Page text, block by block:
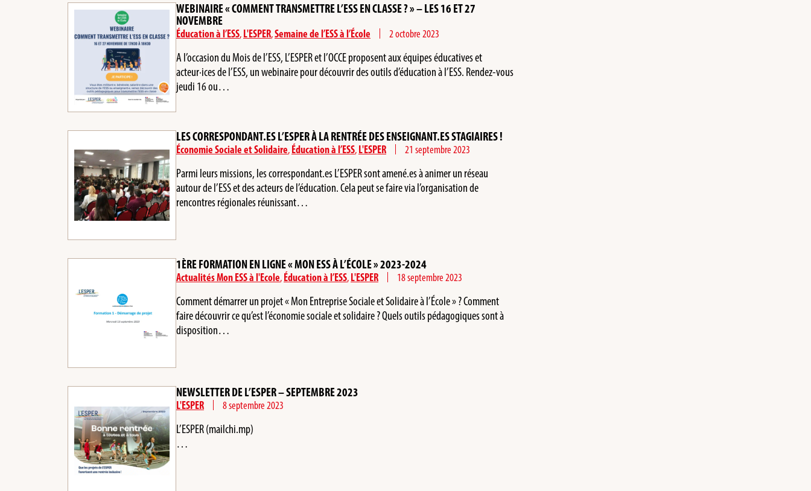
WEBINAIRE « COMMENT TRANSMETTRE L’ESS EN CLASSE ? » – LES 16 ET 27
NOVEMBRE
Éducation à l’ESS,L'ESPER,Semaine de l’ESS à l’École 2 octobre 2023
A l’occasion du Mois de l’ESS, L’ESPER et l’OCCE proposent aux équipes éducatives et
acteur·ices de l’ESS, un webinaire pour découvrir des outils d’éducation à l’ESS. Rendez-vous
jeudi 16 ou…
LES CORRESPONDANT.ES L’ESPER À LA RENTRÉE DES ENSEIGNANT.ES STAGIAIRES !
Économie Sociale et Solidaire,Éducation à l’ESS,L'ESPER 21 septembre 2023
Parmi leurs missions, les correspondant.es L’ESPER sont amené.es à animer un réseau
autour de l’ESS et des acteurs de l’éducation. Cela peut se faire via l’organisation de
rencontres régionales réunissant…
1ÈRE FORMATION EN LIGNE « MON ESS À L’ÉCOLE » 2023-2024
Actualités Mon ESS à l'Ecole,Éducation à l’ESS,L'ESPER 18 septembre 2023
Comment démarrer un projet « Mon Entreprise Sociale et Solidaire à l’École » ? Comment
faire découvrir ce qu’est l’économie sociale et solidaire ? Quels outils pédagogiques sont à
disposition…
NEWSLETTER DE L’ESPER – SEPTEMBRE 2023
L'ESPER 8 septembre 2023
L’ESPER (mailchi.mp)
…